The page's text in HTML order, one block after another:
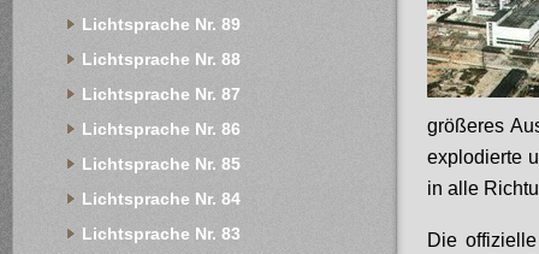
größeres
explodierte
in alle
Die
Lichtsprache Nr. 89
Lichtsprache Nr. 88
Lichtsprache Nr. 87
Lichtsprache Nr. 86
Lichtsprache Nr. 85
Lichtsprache Nr. 84
Lichtsprache Nr. 83